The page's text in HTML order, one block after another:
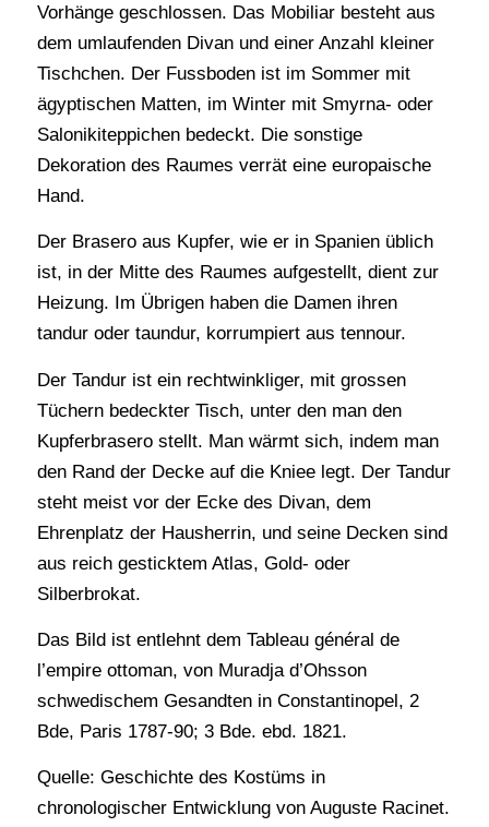
Vorhänge geschlossen. Das Mobiliar besteht aus
dem umlaufenden Divan und einer Anzahl kleiner
Tischchen. Der Fussboden ist im Sommer mit
ägyptischen Matten, im Winter mit Smyrna- oder
Salonikiteppichen bedeckt. Die sonstige
Dekoration des Raumes verrät eine europaische
Hand.
Der Brasero aus Kupfer, wie er in Spanien üblich
ist, in der Mitte des Raumes aufgestellt, dient zur
Heizung. Im Übrigen haben die Damen ihren
tandur oder taundur, korrumpiert aus tennour.
Der Tandur ist ein rechtwinkliger, mit grossen
Tüchern bedeckter Tisch, unter den man den
Kupferbrasero stellt. Man wärmt sich, indem man
den Rand der Decke auf die Kniee legt. Der Tandur
steht meist vor der Ecke des Divan, dem
Ehrenplatz der Hausherrin, und seine Decken sind
aus reich gesticktem Atlas, Gold- oder
Silberbrokat.
Das Bild ist entlehnt dem Tableau général de
l’empire ottoman, von Muradja d’Ohsson
schwedischem Gesandten in Constantinopel, 2
Bde, Paris 1787-90; 3 Bde. ebd. 1821.
Quelle: Geschichte des Kostüms in
chronologischer Entwicklung von Auguste Racinet.